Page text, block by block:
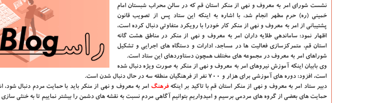
نشست شورای امر به معروف و نهی از منكر استان قم كه در سالن محراب شبستان امام
خمینی (ره) حرم مطهر انجام شد، با اشاره به اینكه این ستاد پس از تصویب قانون
پشتیبانی از امر به معروف و نهی از منكر كار خودرا با رویكرد متفاوتی دنبال كرده است،
اظهار نمود: ساماندهی طلایه داران امر به معروف و نهی از منكر در مناطق هشت گانه
استان قم، متمركزسازی فعالیت ها در مساجد، ادارات و دستگاه های اجرایی و تشكیل
شوراهای امر به معروف در مجموعه های مختلف همچون دستاوردهای این ستاد است.
وی بابیان اینكه آموزش نیروهای امر به معروف و نهی از منكر به صورت ویژه دنبال شده
است، افزود: دوره های آموزشی برای هزار و ۷۰۰ نفر از فرهنگیان منطقه سه در حال دنبال شدن است.
دبیر ستاد امر به معروف و نهی از منكر استان قم با تاكید بر اینكهفرهنگ امر به معروف و نهی از منكر باید با حمایت مردم دنبال شود،
حمایت های بعضی از گروه های مردمی برسیم و امیدواریم بتوانیم آگاهی مردم نسبت به نقشه های دشمن را بیشتر نماییم تا به خنثی